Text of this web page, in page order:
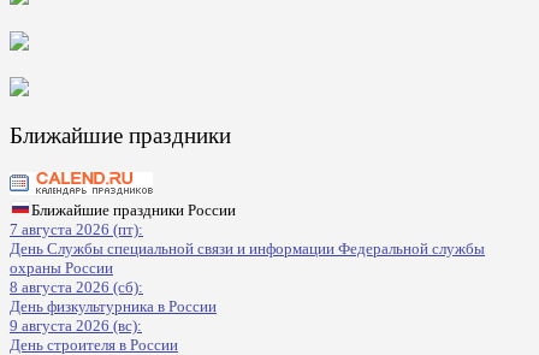
Ближайшие праздники
Ближайшие праздники России
7 августа 2026 (пт):
День Службы специальной связи и информации Федеральной службы
охраны России
8 августа 2026 (сб):
День физкультурника в России
9 августа 2026 (вс):
День строителя в России